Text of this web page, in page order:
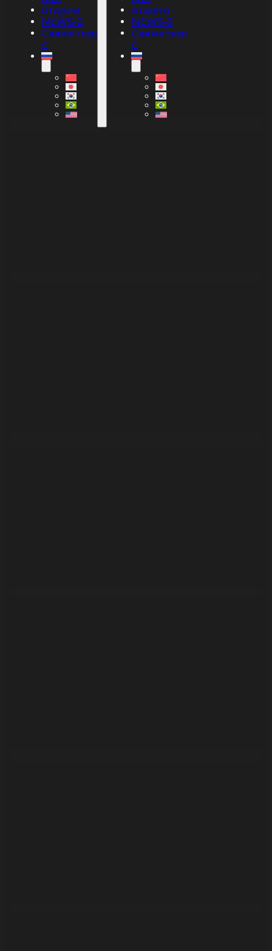
отделы
NEWS-2
Свяжитесь
с
отделы
NEWS-2
Свяжитесь
с